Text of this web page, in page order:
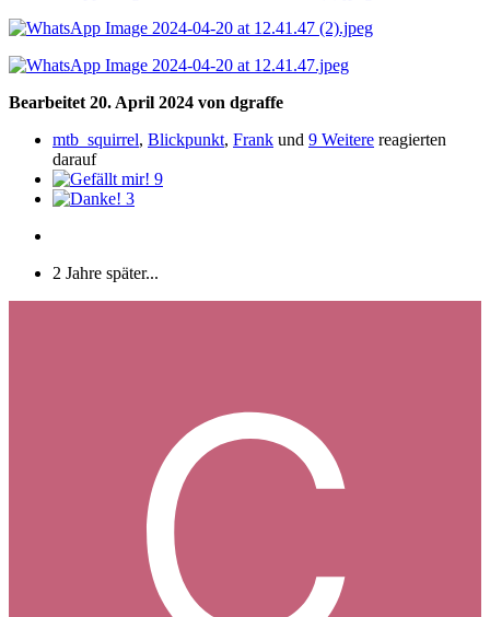
Bearbeitet 20. April 2024 von dgraffe
mtb_squirrel, Blickpunkt, Frank und 9 Weitere reagierten
darauf
9
3
2 Jahre später...